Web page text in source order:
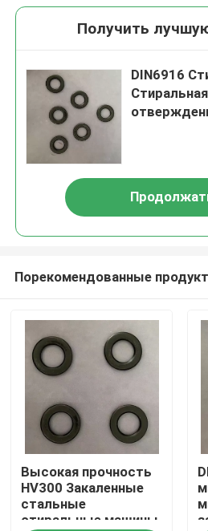
Главная страница
Продукция
Получить
DIN6916
Порекомендованные
Высокая прочность
HV300 Закаленные
стальные
стиральные машины